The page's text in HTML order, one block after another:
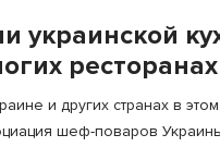
украинской
и других странах в
шеф-поваров